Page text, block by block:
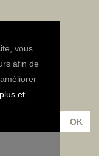
vous
afin de
et